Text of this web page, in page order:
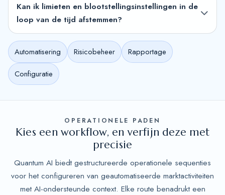
Kan ik limieten en blootstellingsinstellingen in de
loop van de tijd afstemmen?
Automatisering Risicobeheer
Rapportage
Configuratie
OPERATIONELE PADEN
Kies een workflow, en verfijn deze met
precisie
Quantum AI biedt gestructureerde operationele sequenties
voor het configureren van geautomatiseerde marktactiviteiten
met AI-ondersteunde context. Elke route benadrukt een